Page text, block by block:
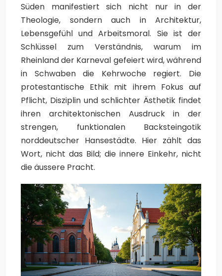
Süden manifestiert sich nicht nur in der
Theologie, sondern auch in Architektur,
Lebensgefühl und Arbeitsmoral. Sie ist der
Schlüssel zum Verständnis, warum im
Rheinland der Karneval gefeiert wird, während
in Schwaben die Kehrwoche regiert. Die
protestantische Ethik mit ihrem Fokus auf
Pflicht, Disziplin und schlichter Ästhetik findet
ihren architektonischen Ausdruck in der
strengen, funktionalen Backsteingotik
norddeutscher Hansestädte. Hier zählt das
Wort, nicht das Bild; die innere Einkehr, nicht
die äussere Pracht.